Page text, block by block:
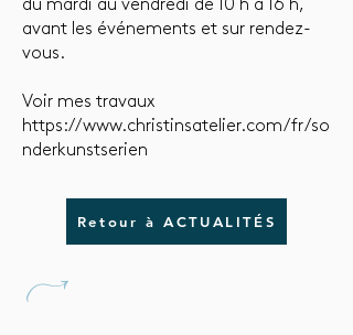
du mardi au vendredi de 10 h à 16 h,
avant les événements et sur rendez-
vous.
Voir mes travaux
https://www.christinsatelier.com/fr/so
nderkunstserien
Retour à ACTUALITÉS
U